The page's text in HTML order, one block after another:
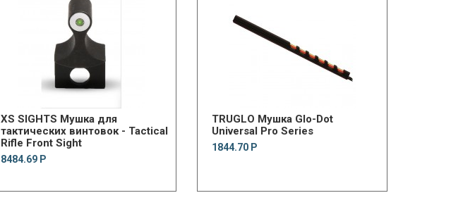
XS SIGHTS Мушка для
тактических винтовок - Tactical
Rifle Front Sight
8484.69 Р
TRUGLO Мушка Glo-Dot
Universal Pro Series
1844.70 Р